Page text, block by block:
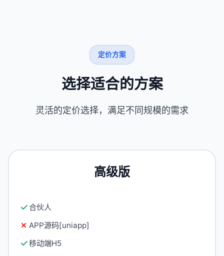
定价方案
选择适合的方案
灵活的定价选择，满足不同规模的需求
高级版
合伙人
APP源码[uniapp]
移动端H5